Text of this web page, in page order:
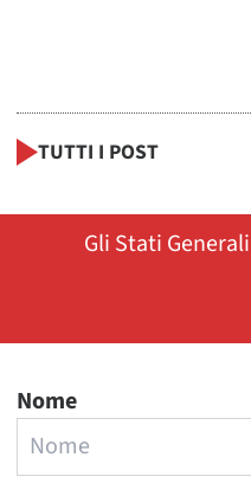
TUTTI I POST
Gli Stati
Nome